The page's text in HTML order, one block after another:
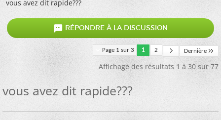
vous avez dit rapide???
 RÉPONDRE À LA DISCUSSION
Page 1 sur 3 1 2 Dernière
Affichage des résultats 1 à 30 sur 77
vous avez dit rapide???